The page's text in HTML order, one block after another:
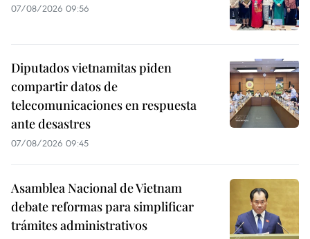
07/08/2026 09:56
Diputados vietnamitas piden
compartir datos de
telecomunicaciones en respuesta
ante desastres
07/08/2026 09:45
Asamblea Nacional de Vietnam
debate reformas para simplificar
trámites administrativos